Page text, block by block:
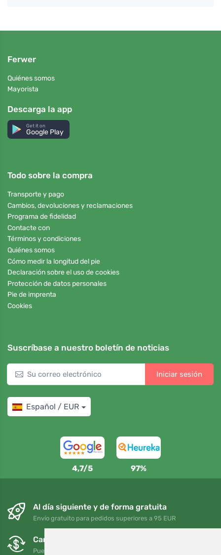
Ferwer
Quiénes somos
Mayorista
Descarga la app
Get it on
Google Play
Todo sobre la compra
Transporte y pago
Cambios, devoluciones y reclamaciones
Programa de fidelidad
Contacte con
Términos y condiciones
Quiénes somos
Cómo medir la longitud del pie
Declaración sobre el uso de cookies
Protección de datos personales
Pie de imprenta
Cookies
Suscríbase a nuestro boletín de noticias
Iniciar sesión
Español / EUR
4,7/5 97%
Al día siguiente y de forma gratuita
Envío gratuito para pedidos superiores a 95 EUR
Cambios y devoluciones gratuitos
Puede devolver o cambiar su pedido en cualquier momento